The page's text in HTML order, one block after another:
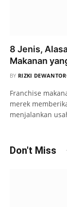
8 Jenis,
Makanan
BY RIZKI
Franchise
merek
menjalankan
Don't Miss